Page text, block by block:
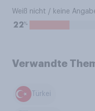
Weiß nicht / keine
22%
Verwandte
Türkei